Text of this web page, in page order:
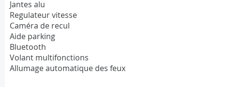
Jantes alu
Regulateur vitesse
Caméra de recul
Aide parking
Bluetooth
Volant multifonctions
Allumage automatique des feux